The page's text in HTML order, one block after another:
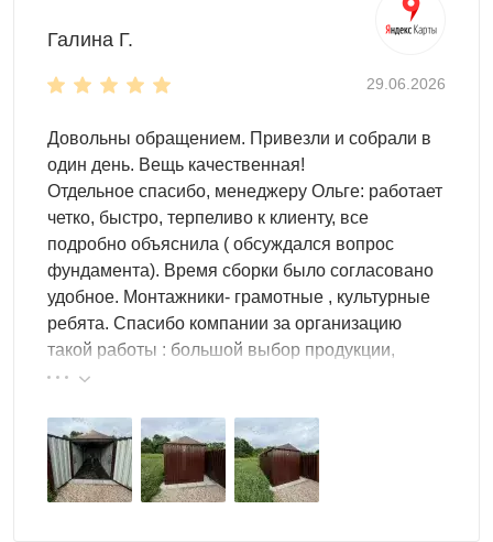
Если установить внутри системы хранения (например,
шкаф для шин, стеллаж), пользоваться гаражом будет
необходимое.
Выбор дизайна
Выбирайте любой дизайн для переносного гаража!
Оформление может быть разным.
Мы можем сделать гараж черным, серым, красным
или зеленым. Просто выберите оттенок, который
подойдет именно вам!
Для любителей граффити мы подберем принт на
любой вкус.
логотип.
Сборно-разборная конструкция
Галина Г.
29.06.2026
Довольны обращением. Привезли и собрали в
один день. Вещь качественная!
Отдельное спасибо, менеджеру Ольге: работает
четко, быстро, терпеливо к клиенту, все
подробно объяснила ( обсуждался вопрос
фундамента). Время сборки было согласовано
удобное. Монтажники- грамотные , культурные
ребята. Спасибо компании за организацию
такой работы : большой выбор продукции,
реальные цены.